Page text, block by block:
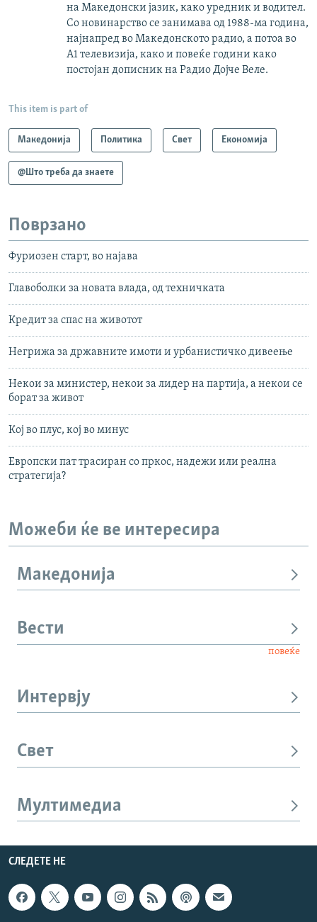
на Македонски јазик, како уредник и водител.
Со новинарство се занимава од 1988-ма година,
најнапред во Македонското радио, а потоа во
А1 телевизија, како и повеќе години како
постојан дописник на Радио Дојче Веле.
This item is part of
Македонија Политика Свет Економија
@Што треба да знаете
Поврзано
Фуриозен старт, во најава
Главоболки за новата влада, од техничката
Кредит за спас на животот
Негрижа за државните имоти и урбанистичко дивеење
Некои за министер, некои за лидер на партија, а некои се
борат за живот
Кој во плус, кој во минус
Европски пат трасиран со пркос, надежи или реална
стратегија?
Можеби ќе ве интересира
Македонија
Вести
повеќе
Интервју
Свет
Мултимедиа
СЛЕДЕТЕ НЕ